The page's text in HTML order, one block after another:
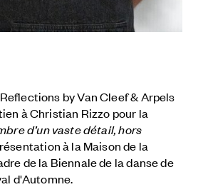
byVan Cleef & Arpels
à Christian Rizzo pour la
d’un vaste détail, hors
à la Maison de la
de la Biennale de la danse de
d'Automne.